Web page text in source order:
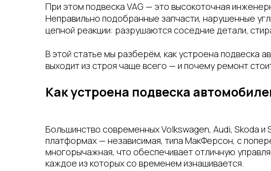
При этом подвеска VAG — это высокоточная
Неправильно подобранные запчасти, нарушенные
цепной реакции: разрушаются соседние детали,
В этой статье мы разберём, как устроена подвеска
выходит из строя чаще всего — и почему ремонт
Как устроена подвеска
Большинство современных Volkswagen, Audi, Skoda и
платформах — независимая, типа МакФерсон, с
многорычажная, что обеспечивает отличную
каждое из которых со временем изнашивается.